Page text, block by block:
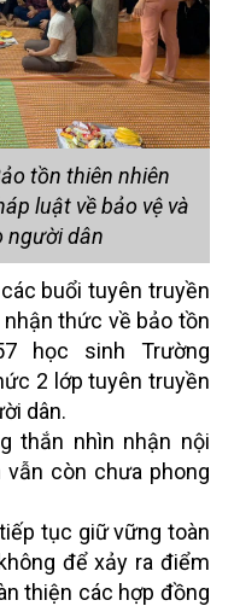
tồn thiên nhiên
luật về bảo vệ và
người dân
buổi tuyên truyền
thức về bảo tồn
học sinh Trường
2 lớp tuyên truyền
dân.
thắn nhìn nhận nội
còn chưa phong
tục giữ vững toàn
để xảy ra điểm
thiện các hợp đồng